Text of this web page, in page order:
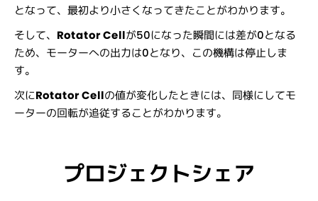
となって、最初より小さくなってきたことがわかります。
そして、 Rotator Cellが50になった瞬間には差が0となる
ため、モーターへの出力は0となり、この機構は停止しま
す。
次にRotator Cellの値が変化したときには、同様にしてモ
ーターの回転が追従することがわかります。
プロジェクトシェア